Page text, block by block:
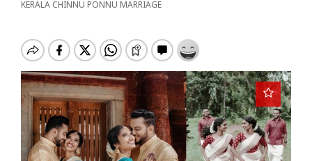
n
KERALA CHINNU PONNU MARRIAGE